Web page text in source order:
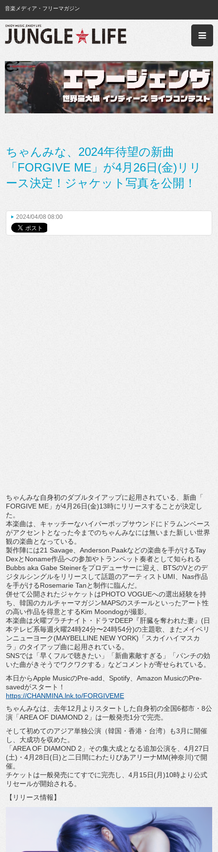
音楽メディア・フリーマガジン
ちゃんみな、2024年待望の新曲
「FORGIVE ME」が4月26日(金)リリ
ース決定！ジャケット写真を公開！
2024/04/08 08:00
ちゃんみな自身初のダブルタイアップに起用されている、新曲「
FORGIVE ME」が4月26日(金)13時にリリースすることが決定し
た。
本楽曲は、 キャッチーなハイパーポップサウンドにドラムンベース
がアクセン トとなった今までのちゃんみなには無いまた新しい世界
観の楽曲と なっている。
製作陣には21 Savage、Anderson. Paakなどの楽曲を手がけるTay
DexとNoname作品への参加やトランペット奏者として知られる
Bubbs aka Gabe Steinerをプロデューサーに迎え、 BTSのVとのデ
ジタルシングルをリリースして話題のアーティス トUMI、Nas作品
を手がけるRosemarie Tanと制作に臨んだ。
併せて公開されたジャケットはPHOTO VOGUEへの選出経験を持
ち、 韓国のカルチャーマガジンMAPSのスチールといったアート性
の高い作品を得意とするKim Moondogが撮影。
本楽曲は火曜プラチナイト・ドラマDEEP『肝臓を奪われた妻』 (日
本テレビ系毎週火曜24時24分〜24時54分)の主題歌、
またメイベリ
ンニューヨーク(MAYBELLINE NEW YORK)「スカイハイマスカ
ラ」 のタイアップ曲に起用されている。
SNSでは「早くフルで聴きたい」「新曲素敵すぎる」「パンチの効
いた曲がきそうでワクワクする」 などコメントが寄せられている。
本日からApple MusicのPre-add、Spotify、Amazon MusicのPre-
savedがスタート！
https://CHANMINA.lnk.to/FORGIVEME
ちゃんみなは、去年12月よりスタートした自身初の全国6都市・ 8公
演「AREA OF DIAMOND 2」は一般発売1分で完売。
そして初めてのアジア単独公演（韓国・香港・台湾）
も3月に開催
し、大成功を収めた。
「AREA OF DIAMOND 2」その集大成となる追加公演を、4月27日
(土)・ 4月28日(日)と二日間にわたりぴあアリーナMM(神奈川)で開
催。
チケットは一般発売にてすでに完売し、4月15日(月)10時より公式
リセールが開始される。
【リリース情報】